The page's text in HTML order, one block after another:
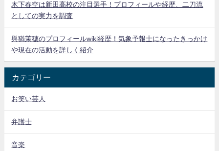
木下春空は新田高校の注目選手！プロフィールや経歴、二刀流
としての実力を調査
與猶茉穂のプロフィールwiki経歴！気象予報士になったきっかけ
や現在の活動を詳しく紹介
カテゴリー
お笑い芸人
弁護士
音楽